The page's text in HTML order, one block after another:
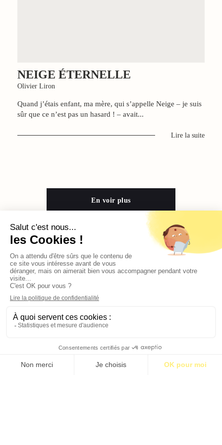
NEIGE ÉTERNELLE
Olivier Liron
Quand j’étais enfant, ma mère, qui s’appelle Neige – je suis
sûr que ce n’est pas un hasard ! – avait...
Lire la suite
En voir plus
Contact Qui sommes-nous ?
2026 © BASTILLE MEDIA |Mentions légales |Politique de confidentialité
S’abonner pour 1€ S’abonner